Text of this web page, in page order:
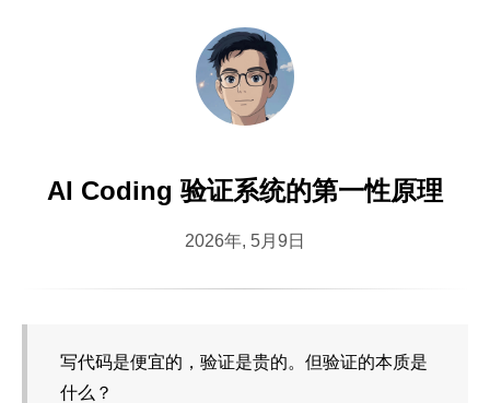
AI Coding 验证系统的第一性原理
2026年, 5月9日
写代码是便宜的，验证是贵的。但验证的本质是
什么？